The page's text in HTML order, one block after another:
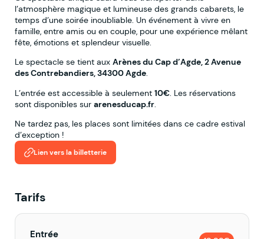
l’atmosphère magique et lumineuse des grands cabarets, le
temps d’une soirée inoubliable. Un événement à vivre en
famille, entre amis ou en couple, pour une expérience mêlant
fête, émotions et splendeur visuelle.
Le spectacle se tient aux Arènes du Cap d’Agde, 2 Avenue
des Contrebandiers, 34300 Agde.
L’entrée est accessible à seulement 10€ . Les réservations
sont disponibles sur arenesducap.fr
Ne tardez pas, les places sont limitées dans ce cadre estival
d’exception !
Lien vers la billetterie
Tarifs
Entrée